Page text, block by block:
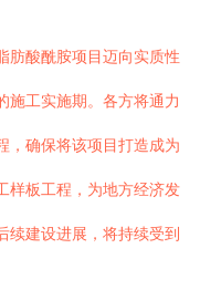
肪酸酰胺项目迈向实质性
施工实施期。各方将通力
，确保将该项目打造成为
样板工程，为地方经济发
续建设进展，将持续受到